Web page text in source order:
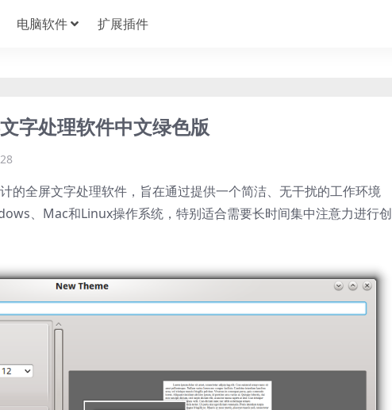
电脑软件 扩展插件
字处理软件中文绿色版
28
的全屏文字处理软件，旨在通过提供一个简洁、无干扰的工作环境
、Mac和Linux操作系统，特别适合需要长时间集中注意力进行创